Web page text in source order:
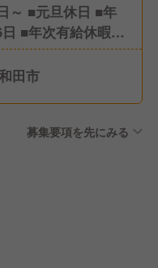
～ ■元旦休日 ■年
■年次有給休暇 ■
（誕生日・結婚）
ュ休暇年2回（4
田市
募集要項を先にみる